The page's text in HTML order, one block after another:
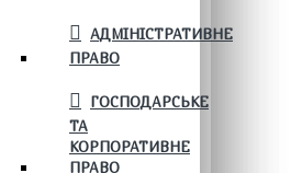
АДМІНІСТРАТИВНЕ
ПРАВО
ГОСПОДАРСЬКЕ
ТА
КОРПОРАТИВНЕ
ПРАВО